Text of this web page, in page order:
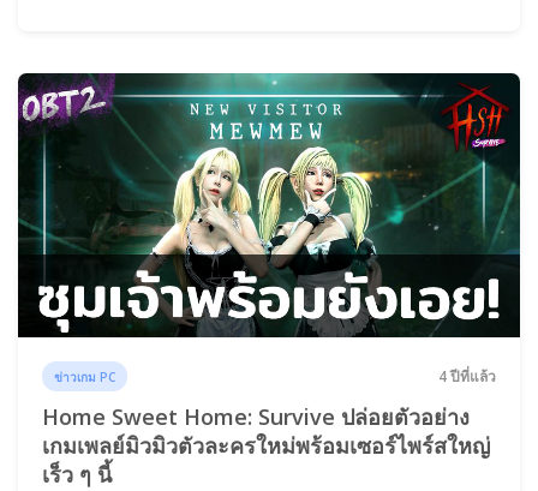
ข่าวเกม PC 4 ปีที่แล้ว
Home Sweet Home: Survive ปล่อยตัวอย่าง
เกมเพลย์มิวมิวตัวละครใหม่พร้อมเซอร์ไพร์สใหญ่
เร็ว ๆ นี้